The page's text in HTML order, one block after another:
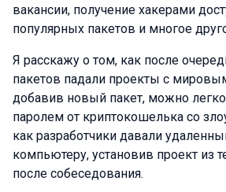
вакансии, получение хакерами
популярных пакетов и многое
Я расскажу о том, как после
пакетов падали проекты с
добавив новый пакет, можно
паролем от криптокошелька со
как разработчики давали
компьютеру, установив проект из
после собеседования.